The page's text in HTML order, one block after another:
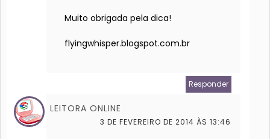
Muito obrigada pela dica!
flyingwhisper.blogspot.com.br
Responder
LEITORA ONLINE
3 DE FEVEREIRO DE 2014 ÀS 13:46